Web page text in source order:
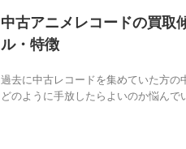
中古アニメレコードの買取
ル・特徴
過去に中古レコードを集めていた方
どのように手放したらよいのか悩んで